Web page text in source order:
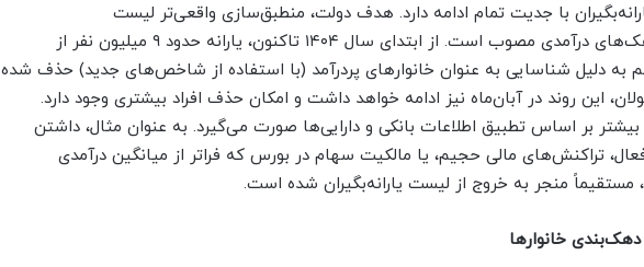
با جدیت تمام ادامه دارد. هدف دولت، منطبق‌سازی واقعی‌تر لیست
دریافت‌کنندگان با دهک‌های درآمدی مصوب است. از ابتدای سال ۱۴۰۴ تاکنون، یارانه حدود ۹ میلیون نفر از
دلیل شناسایی به عنوان خانوارهای پردرآمد (با استفاده از شاخص‌های جدید) حذف شده
این روند در آبان‌ماه نیز ادامه خواهد داشت و امکان حذف افراد بیشتری وجود دارد.
بر اساس تطبیق اطلاعات بانکی و دارایی‌ها صورت می‌گیرد. به عنوان مثال، داشتن
تراکنش‌های مالی حجیم، یا مالکیت سهام در بورس که فراتر از میانگین درآمدی
خانوارها